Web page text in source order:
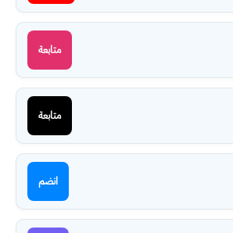
متابعة
متابعة
انضم